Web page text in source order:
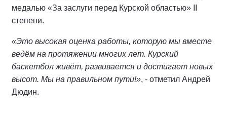
медалью «За заслуги перед Курской областью» II
степени.
«Это высокая оценка работы, которую мы вместе
ведём на протяжении многих лет. Курский
баскетбол живёт, развивается и достигает новых
высот. Мы на правильном пути!», - отметил Андрей
Дюдин.